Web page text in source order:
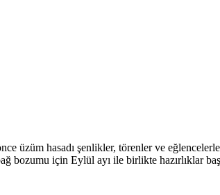
üzüm hasadı şenlikler, törenler ve
bozumu için Eylül ayı ile birlikte hazırlıklar